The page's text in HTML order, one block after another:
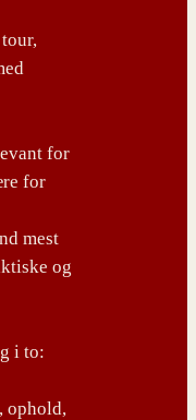
for
for
mest
og
i to:
ophold,